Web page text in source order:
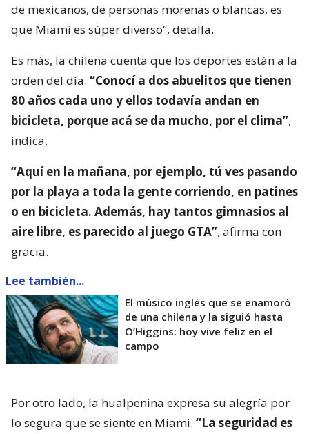
de mexicanos, de personas morenas o blancas, es
que Miami es súper diverso”, detalla.
Es más, la chilena cuenta que los deportes están a la
orden del día. “Conocí a dos abuelitos que tienen
80 años cada uno y ellos todavía andan en
bicicleta, porque acá se da mucho, por el clima”,
indica.
“Aquí en la mañana, por ejemplo, tú ves pasando
por la playa a toda la gente corriendo, en patines
o en bicicleta. Además, hay tantos gimnasios al
aire libre, es parecido al juego GTA”, afirma con
gracia.
Lee también...
El músico inglés que se enamoró
de una chilena y la siguió hasta
O’Higgins: hoy vive feliz en el
campo
Por otro lado, la hualpenina expresa su alegría por
lo segura que se siente en Miami. “La seguridad es